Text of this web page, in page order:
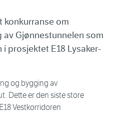
konkurranse om
Gjønnestunnelen som
prosjektet E18 Lysaker-